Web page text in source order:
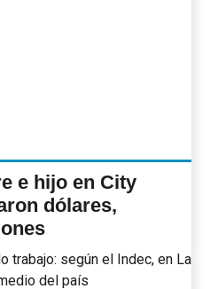
e hijo en City
dólares,